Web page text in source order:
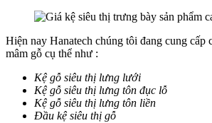
Hiện nay Hanatech chúng tôi đang cung cấp
mâm gỗ cụ thể như :
Kệ gỗ siêu thị lưng lưới
Kệ gỗ siêu thị lưng tôn đục lỗ
Kệ gỗ siêu thị lưng tôn liền
Đầu kệ siêu thị gỗ